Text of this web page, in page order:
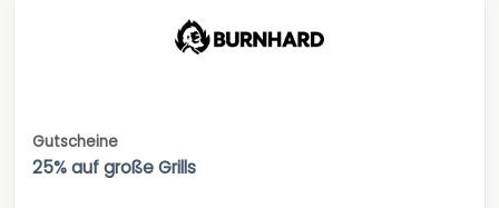
Gutscheine
25% auf große Grills